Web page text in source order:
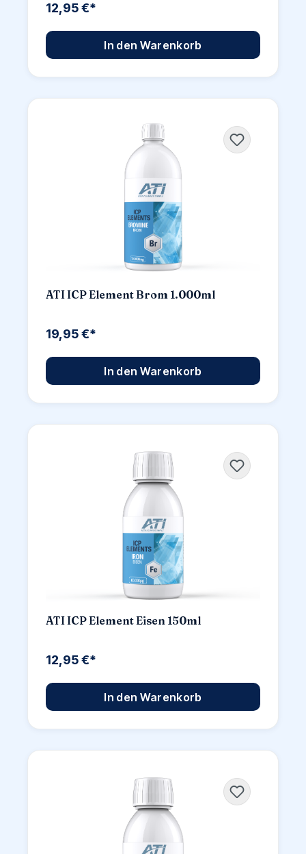
12,95 €*
In den Warenkorb
ATI ICP Element Brom 1.000ml
19,95 €*
In den Warenkorb
ATI ICP Element Eisen 150ml
12,95 €*
In den Warenkorb